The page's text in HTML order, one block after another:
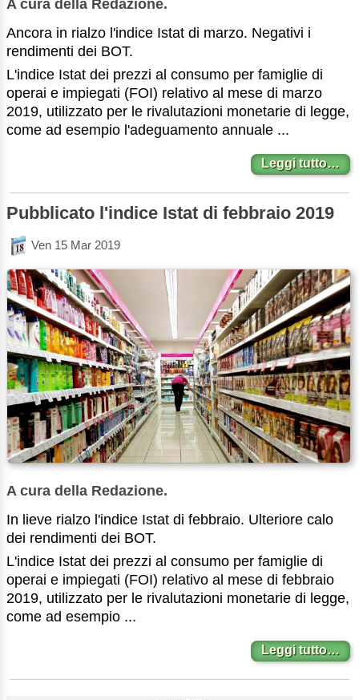
A cura della Redazione.
Ancora in rialzo l'indice Istat di marzo. Negativi i
rendimenti dei BOT.
L'indice Istat dei prezzi al consumo per famiglie di
operai e impiegati (FOI) relativo al mese di marzo
2019, utilizzato per le rivalutazioni monetarie di legge,
come ad esempio l'adeguamento annuale ...
Leggi tutto…
Pubblicato l'indice Istat di febbraio 2019
Ven 15 Mar 2019
A cura della Redazione.
In lieve rialzo l'indice Istat di febbraio. Ulteriore calo
dei rendimenti dei BOT.
L'indice Istat dei prezzi al consumo per famiglie di
operai e impiegati (FOI) relativo al mese di febbraio
2019, utilizzato per le rivalutazioni monetarie di legge,
come ad esempio ...
Leggi tutto…